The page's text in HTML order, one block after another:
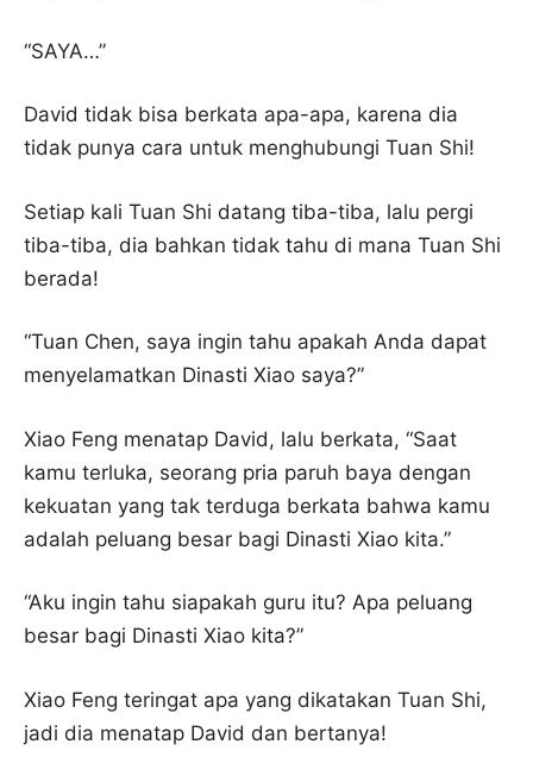
“SAYA…”
David tidak bisa berkata apa-apa, karena dia
tidak punya cara untuk menghubungi Tuan Shi!
Setiap kali Tuan Shi datang tiba-tiba, lalu pergi
tiba-tiba, dia bahkan tidak tahu di mana Tuan Shi
berada!
“Tuan Chen, saya ingin tahu apakah Anda dapat
menyelamatkan Dinasti Xiao saya?”
Xiao Feng menatap David, lalu berkata, “Saat
kamu terluka, seorang pria paruh baya dengan
kekuatan yang tak terduga berkata bahwa kamu
adalah peluang besar bagi Dinasti Xiao kita.”
“Aku ingin tahu siapakah guru itu? Apa peluang
besar bagi Dinasti Xiao kita?”
Xiao Feng teringat apa yang dikatakan Tuan Shi,
jadi dia menatap David dan bertanya!